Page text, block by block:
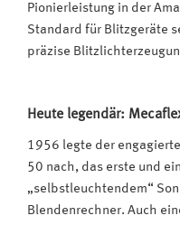
Pionierleistung in der
Standard für Blitzgeräte
präzise
Heute legendär:
1956 legte der
50 nach, das erste und
„selbstleuchtendem“
Blendenrechner. Auch